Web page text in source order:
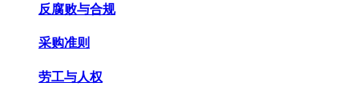
反腐败与合规
采购准则
劳工与人权